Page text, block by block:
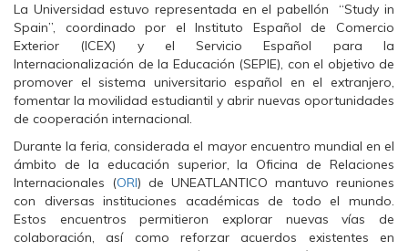
e
b
o
o
k
(
S
e
a
b
e
e
n
u
n
v
e
n
t
t
e
(
S
a
b
r
e
n
u
n
a
v
e
n
t
t
s
A
p
p
(
S
e
a
b
e
e
n
u
n
a
v
e
n
La Universidad estuvo representada en el pabellón “Study in
Spain”, coordinado por el Instituto Español de Comercio
Exterior (ICEX) y el Servicio Español para la
Internacionalización de la Educación (SEPIE), con el objetivo de
promover el sistema universitario español en el extranjero,
fomentar la movilidad estudiantil y abrir nuevas oportunidades
de cooperación internacional.
Durante la feria, considerada el mayor encuentro mundial en el
ámbito de la educación superior, la Oficina de Relaciones
Internacionales (ORI) de UNEATLANTICO mantuvo reuniones
con diversas instituciones académicas de todo el mundo.
Estos encuentros permitieron explorar nuevas vías de
colaboración, así como reforzar acuerdos existentes en